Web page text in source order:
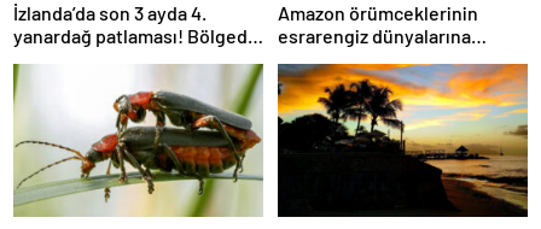
İzlanda’da son 3 ayda 4.
yanardağ patlaması! Bölgede
OHAL ilan edildi, vatandaşlar
kısa mesajla tahliye edildi
Amazon örümceklerinin
esrarengiz dünyalarına
gitmeye hazır olun.